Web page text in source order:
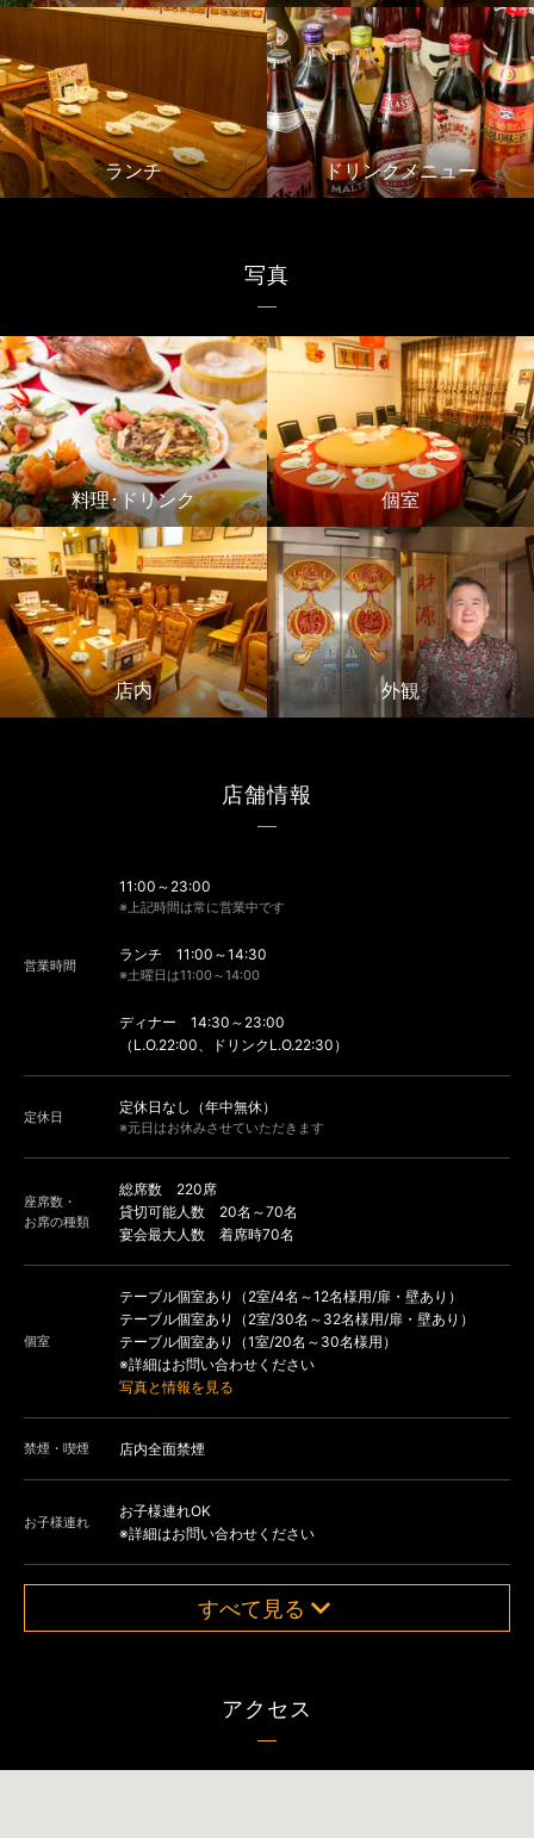
ランチ ドリンクメニュー
写真
料理･ドリンク 個室
店内 外観
店舗情報
営業時間
11:00～23:00
※上記時間は常に営業中です
ランチ 11:00～14:30
※土曜日は11:00～14:00
ディナー 14:30～23:00
（L.O.22:00、ドリンクL.O.22:30）
定休日
定休日なし（年中無休）
※元日はお休みさせていただきます
座席数・
お席の種類
総席数 220席
貸切可能人数 20名～70名
宴会最大人数 着席時70名
個室
テーブル個室あり（2室/4名～12名様用/扉・壁あり）
テーブル個室あり（2室/30名～32名様用/扉・壁あり）
テーブル個室あり（1室/20名～30名様用）
※詳細はお問い合わせください
写真と情報を見る
禁煙・喫煙 店内全面禁煙
お子様連れ
お子様連れOK
※詳細はお問い合わせください
すべて見る
アクセス